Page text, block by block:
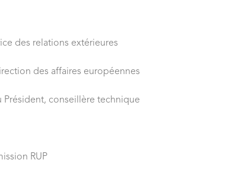
des relations extérieures
affaires européennes
Président, conseillère technique
RUP